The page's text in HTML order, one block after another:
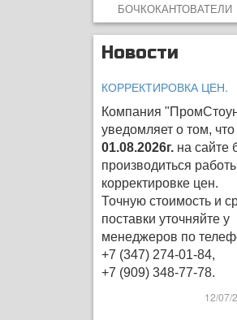
БОЧКОКАНТОВАТЕЛИ
Новости
КОРРЕКТИРОВКА ЦЕН.
Компания
уведомляет о том, что
01.08.2026г. на сайте
производиться
корректировке цен.
Точную стоимость и
поставки уточняйте у
менеджеров по
+7 (347) 274-01-84,
+7 (909) 348-77-78.
12/07/